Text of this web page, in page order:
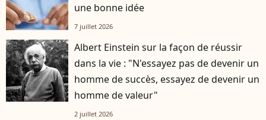
une bonne idée
7 juillet 2026
Albert Einstein sur la façon de réussir
dans la vie : "N'essayez pas de devenir un
homme de succès, essayez de devenir un
homme de valeur"
2 juillet 2026